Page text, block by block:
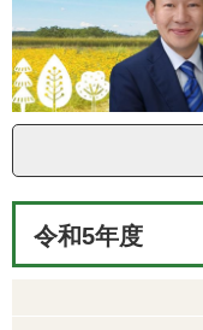
文
へ
令和5年度